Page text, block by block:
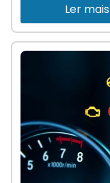
Ler mais